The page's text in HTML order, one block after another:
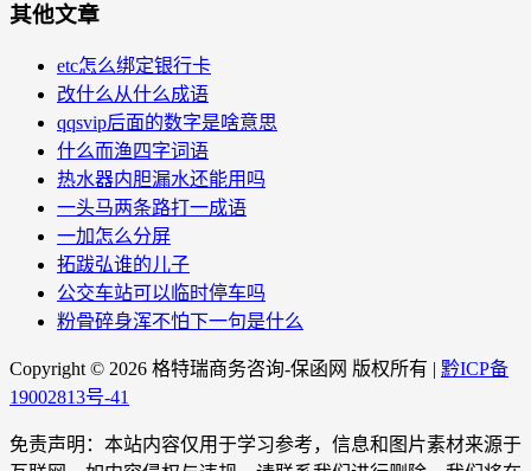
其他文章
etc怎么绑定银行卡
改什么从什么成语
qqsvip后面的数字是啥意思
什么而渔四字词语
热水器内胆漏水还能用吗
一头马两条路打一成语
一加怎么分屏
拓跋弘谁的儿子
公交车站可以临时停车吗
粉骨碎身浑不怕下一句是什么
Copyright © 2026 格特瑞商务咨询-保函网 版权所有 | 黔ICP备
19002813号-41
免责声明：本站内容仅用于学习参考，信息和图片素材来源于